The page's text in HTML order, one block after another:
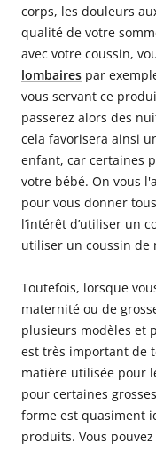
corps, les douleurs
qualité de votre
avec votre coussin,
lombaires par
vous servant ce
passerez alors des
cela favorisera ainsi
enfant, car certaines
votre bébé. On vous
pour vous donner
l’intérêt d’utiliser un
utiliser un coussin de
Toutefois, lorsque
maternité ou de
plusieurs modèles et
est très important de
matière utilisée pour
pour certaines
forme est quasiment
produits. Vous